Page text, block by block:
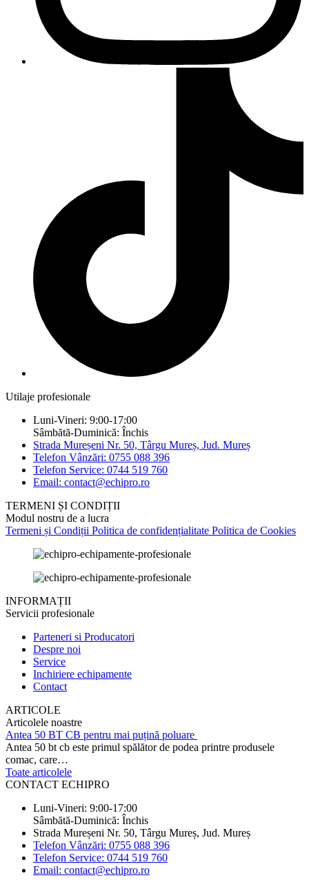
Utilaje profesionale
Luni-Vineri: 9:00-17:00
Sâmbătă-Duminică: Închis
Strada Mureșeni Nr. 50, Târgu Mureș, Jud. Mureș
Telefon Vânzări: 0755 088 396
Telefon Service: 0744 519 760
Email: contact@echipro.ro
TERMENI ȘI CONDIȚII
Modul nostru de a lucra
Termeni și Condiții Politica de confidențialitate Politica de Cookies
INFORMAȚII
Servicii profesionale
Parteneri si Producatori
Despre noi
Service
Inchiriere echipamente
Contact
ARTICOLE
Articolele noastre
Antea 50 BT CB pentru mai puțină poluare
Antea 50 bt cb este primul spălător de podea printre produsele
comac, care…
Toate articolele
CONTACT ECHIPRO
Luni-Vineri: 9:00-17:00
Sâmbătă-Duminică: Închis
Strada Mureșeni Nr. 50, Târgu Mureș, Jud. Mureș
Telefon Vânzări: 0755 088 396
Telefon Service: 0744 519 760
Email: contact@echipro.ro